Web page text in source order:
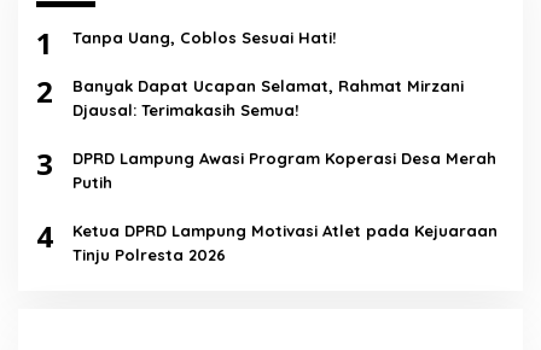
1 Tanpa Uang, Coblos Sesuai Hati!
2
Banyak Dapat Ucapan Selamat, Rahmat Mirzani
Djausal: Terimakasih Semua!
3
DPRD Lampung Awasi Program Koperasi Desa Merah
Putih
4
Ketua DPRD Lampung Motivasi Atlet pada Kejuaraan
Tinju Polresta 2026